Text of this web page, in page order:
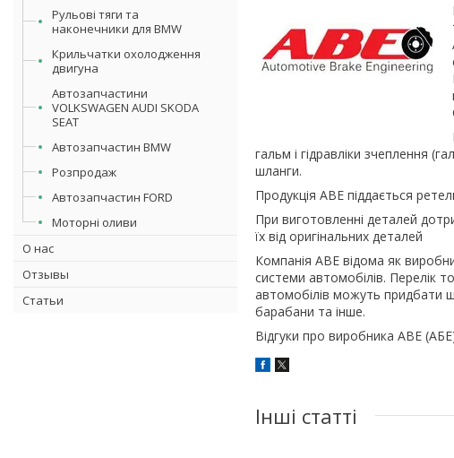
Рульові тяги та
наконечники для BMW
Крильчатки охолодження
двигуна
Автозапчастини
VOLKSWAGEN AUDI SKODA
SEAT
Автозапчастин BMW
Розпродаж
Автозапчастин FORD
Моторні оливи
О нас
Отзывы
Статьи
гальм і гідравліки зчеплення
шланги.
Продукція ABE піддається
При виготовленні деталей
їх від оригінальних деталей
Компанія ABE відома як
системи автомобілів. Перелік
автомобілів можуть придбати
барабани та інше.
Відгуки про виробника ABE
Інші статті